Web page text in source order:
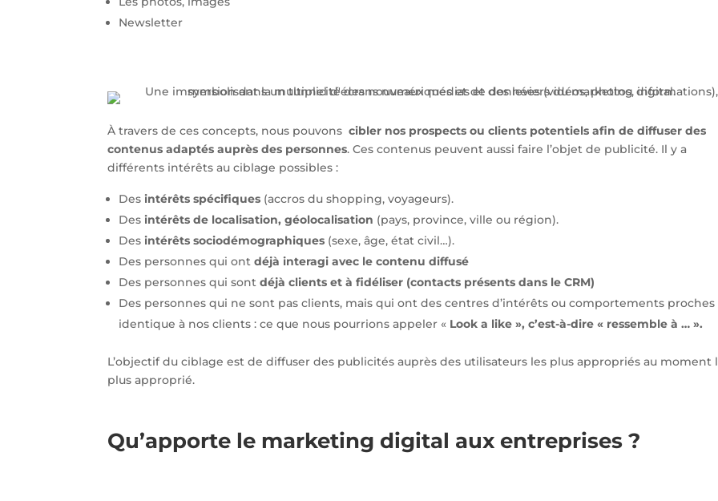
Newsletter
À travers de ces concepts, nous pouvonscibler nos prospects ou clients potentiels afin de diffuser des
contenus adaptés auprès des personnes. Ces contenus peuvent aussi faire l’objet de publicité. Il y a
différents intérêts au ciblage possibles :
Des intérêts spécifiques (accros du shopping, voyageurs).
Desintérêts de localisation, géolocalisation (pays, province, ville ou région).
Desintérêts sociodémographiques (sexe, âge, état civil…).
Des personnes qui ontdéjà interagi avec le contenu diffusé
Des personnes qui sontdéjà clients et à fidéliser (contacts présents dans le CRM)
Des personnes qui ne sont pas clients, mais qui ont des centres d’intérêts ou comportements proches
identique à nos clients : ce que nous pourrions appeler « Look a like », c’est-à-dire « ressemble à … ».
L’objectif du ciblage est de diffuser des publicités auprès des utilisateurs les plus appropriés au moment
plus approprié.
Qu’apporte le marketing digital aux entreprises ?